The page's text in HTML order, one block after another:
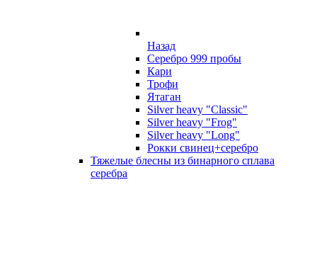
Назад
Серебро 999 пробы
Кари
Трофи
Ятаган
Silver heavy "Classic"
Silver heavy "Frog"
Silver heavy "Long"
Рокки свинец+серебро
Тяжелые блесны из бинарного сплава
серебра